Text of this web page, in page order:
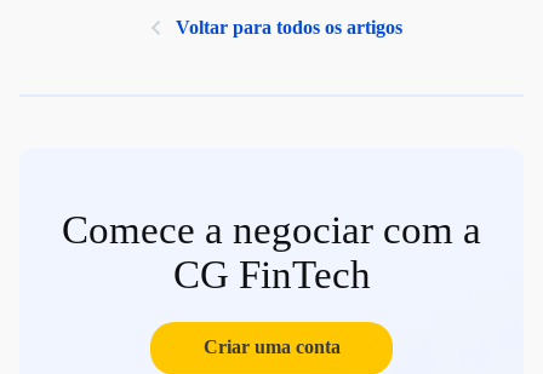
Voltar para todos os artigos
Comece a negociar com a
CG FinTech
Criar uma conta